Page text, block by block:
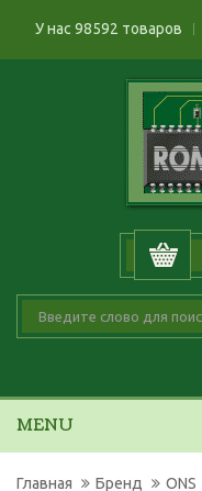
У нас 98592 товаров
MENU
Главная Бренд ONS